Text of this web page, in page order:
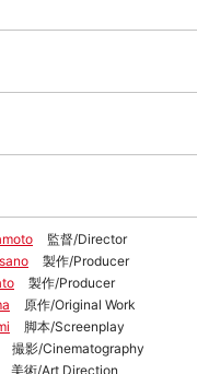
監督/Director
製作/Producer
製作/Producer
原作/Original Work
脚本/Screenplay
撮影/Cinematography
美術/Art Direction